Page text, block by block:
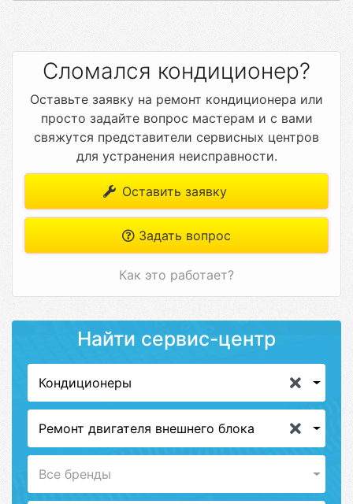
Сломался кондиционер?
Оставьте заявку на ремонт кондиционера или
просто задайте вопрос мастерам и с вами
свяжутся представители сервисных центров
для устранения неисправности.
Оставить заявку
Задать вопрос
Как это работает?
Найти сервис-центр
Кондиционеры
Ремонт двигателя внешнего блока
Все бренды